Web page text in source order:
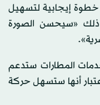
خطوة إيجابية لتسهيل
ذلك «سيحسن الصورة
المطارات ستدعم
أنها ستسهل حركة